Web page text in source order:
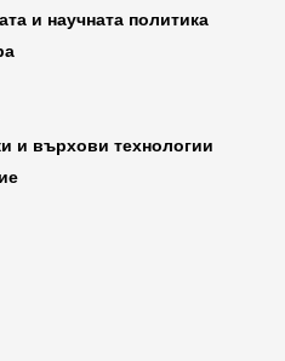
и научната политика
и върхови технологии